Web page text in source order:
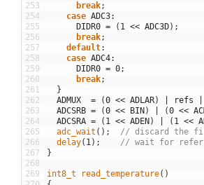
253
254
255
256
257
258
259
260
261
262
263
264
265
266
267
268
269
break;
case ADC3:
DIDR0 = ( 1 << ADC3D) ;
break;
default:
case ADC4:
DIDR0 = 0;
break;
}
ADMUX
= (0 << ADLAR) refs
ADCSRB = (0 << BIN) (0 <<
ADCSRA = ( 1 << ADEN) ( 1 <<
adc_wait ( ) ;
// discard the
delay( 1 ) ;
// wait for
}
int8_t read_temperature( )